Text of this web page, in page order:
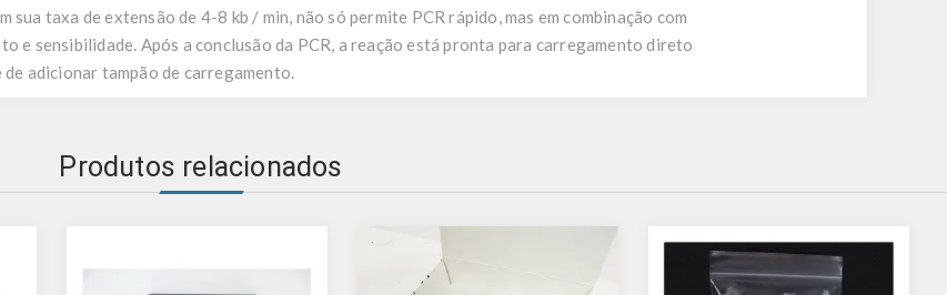
taxa de extensão de 4-8 kb / min, não só permite PCR rápido, mas em combinação com
e sensibilidade. Após a conclusão da PCR, a reação está pronta para carregamento direto
de adicionar tampão de carregamento.
Produtos relacionados